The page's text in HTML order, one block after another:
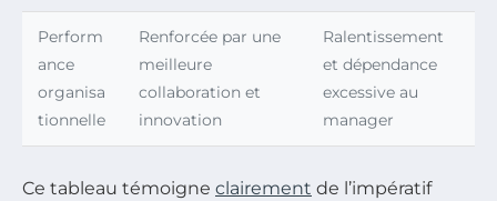
Perform
ance
organisa
tionnelle
Renforcée par une
meilleure
collaboration et
innovation
Ralentissement
et dépendance
excessive au
manager
Ce tableau témoigne clairement de l’impératif